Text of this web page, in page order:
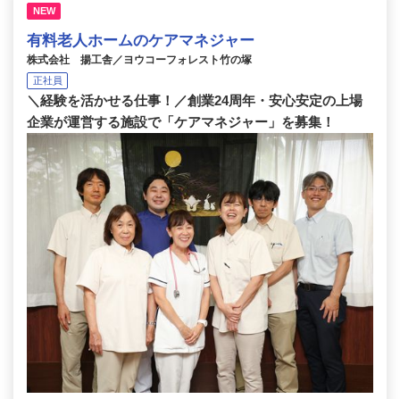
NEW
有料老人ホームのケアマネジャー
株式会社 揚工舎／ヨウコーフォレスト竹の塚
正社員
＼経験を活かせる仕事！／創業24周年・安心安定の上場
企業が運営する施設で「ケアマネジャー」を募集！